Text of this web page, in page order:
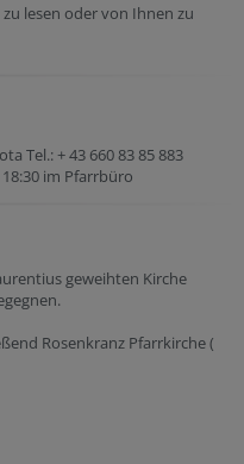
lesen oder von Ihnen zu
Tel.: + 43 660 83 85 883
im Pfarrbüro
geweihten Kirche
Rosenkranz Pfarrkirche (